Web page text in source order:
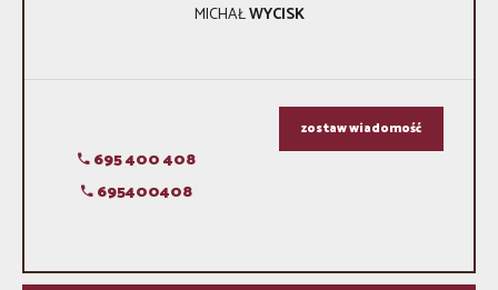
MICHAŁWYCISK
695 400 408
695400408
zostaw wiadomość